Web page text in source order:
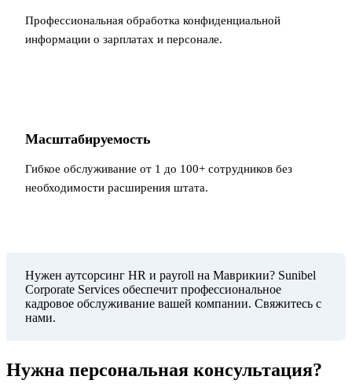
Профессиональная обработка конфиденциальной
информации о зарплатах и персонале.
Масштабируемость
Гибкое обслуживание от 1 до 100+ сотрудников без
необходимости расширения штата.
Нужен аутсорсинг HR и payroll на Маврикии? Sunibel
Corporate Services обеспечит профессиональное
кадровое обслуживание вашей компании. Свяжитесь с
нами.
Нужна персональная консультация?